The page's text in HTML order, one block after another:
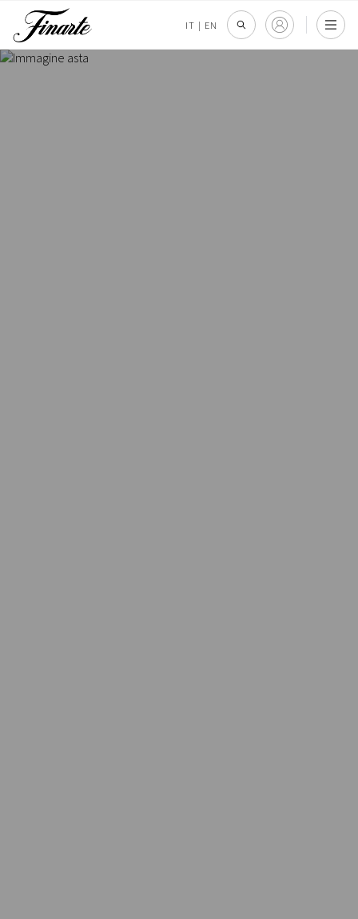
IT | EN